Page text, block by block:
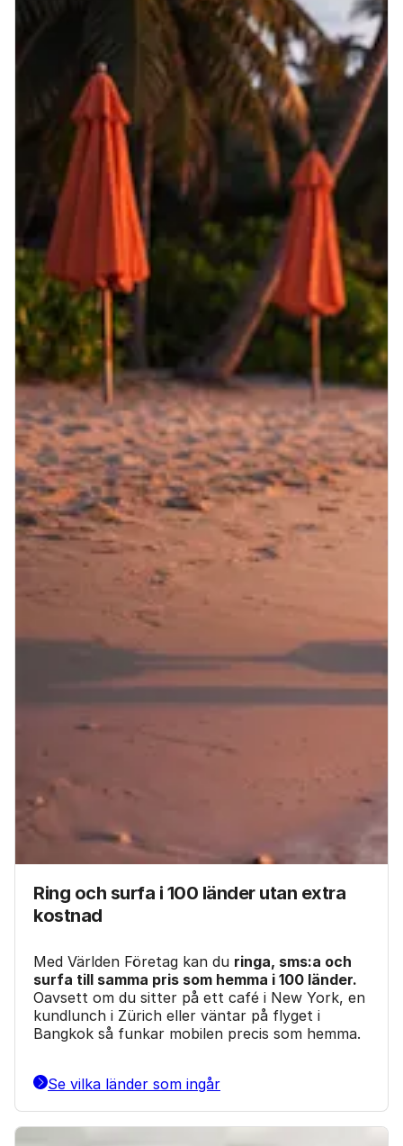
Ring och surfa i 100 länder utan extra
kostnad
Med Världen Företag kan du ringa, sms:a och
surfa till samma pris som hemma i 100 länder.
Oavsett om du sitter på ett café i New York, en
kundlunch i Zürich eller väntar på flyget i
Bangkok så funkar mobilen precis som hemma.
Se vilka länder som ingår